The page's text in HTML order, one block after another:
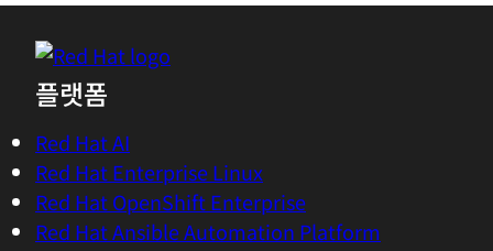
플랫폼
Red Hat AI
Red Hat Enterprise Linux
Red Hat OpenShift Enterprise
Red Hat Ansible Automation Platform